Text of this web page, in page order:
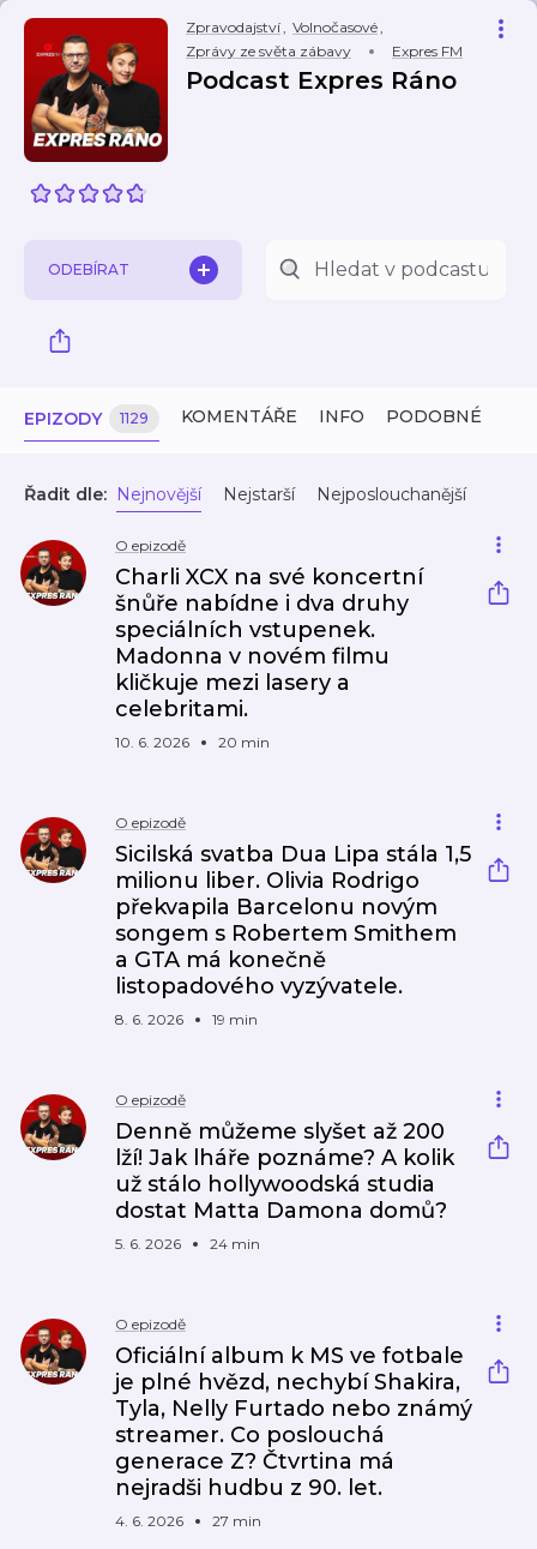
Zpravodajství, Volnočasové,
Zprávy ze světa zábavy
Expres FM
Podcast Expres Ráno
ODEBÍRAT
EPIZODY 1129 KOMENTÁŘE INFO PODOBNÉ
Řadit dle: Nejnovější Nejstarší Nejposlouchanější
O epizodě
Charli XCX na své koncertní
šnůře nabídne i dva druhy
speciálních vstupenek.
Madonna v novém filmu
kličkuje mezi lasery a
celebritami.
10. 6. 2026 20 min
O epizodě
Sicilská svatba Dua Lipa stála 1,5
milionu liber. Olivia Rodrigo
překvapila Barcelonu novým
songem s Robertem Smithem
a GTA má konečně
listopadového vyzývatele.
8. 6. 2026 19 min
O epizodě
Denně můžeme slyšet až 200
lží! Jak lháře poznáme? A kolik
už stálo hollywoodská studia
dostat Matta Damona domů?
5. 6. 2026 24 min
O epizodě
Oficiální album k MS ve fotbale
je plné hvězd, nechybí Shakira,
Tyla, Nelly Furtado nebo známý
streamer. Co poslouchá
generace Z? Čtvrtina má
nejradši hudbu z 90. let.
4. 6. 2026 27 min